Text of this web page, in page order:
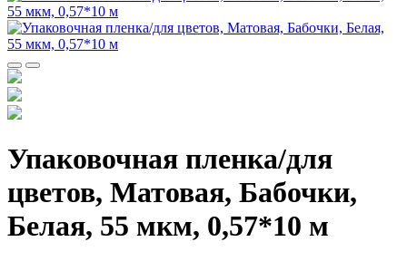
Упаковочная пленка/для
цветов, Матовая, Бабочки,
Белая, 55 мкм, 0,57*10 м